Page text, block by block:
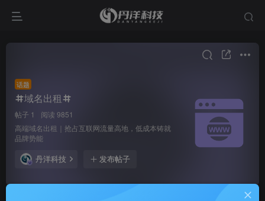
话题
域名出租
帖子 1
阅读 9851
高端域名出租｜抢占互联网流量高地，低成本铸就
品牌势能
丹洋科技 发布帖子